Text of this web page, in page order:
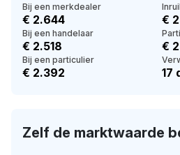
Bij een merkdealer
€ 2.644
Bij een handelaar
€ 2.518
Bij een particulier
€ 2.392
€
€
17
Zelf de marktwaarde